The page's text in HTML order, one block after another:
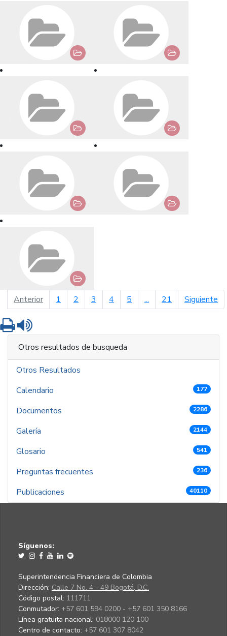
Anteriorpágina anterior
1 2 3 4 5 ... 21 Siguiente
Imprimir
Otros resultados de busqueda
Otros Resultados
Calendario
177
Documentos 2286
Galería 2144
Glosario 541
Preguntas frecuentes 236
Publicaciones 40110
Síguenos:
Superintendencia Financiera de Colombia
Dirección: Calle 7 No. 4 - 49 Bogotá, D.C.
Código postal: 111711
Conmutador: +57 601 594 0200 - +57 601 350 8166
Línea gratuita nacional: 018000 120 100
Centro de contacto: +57 601 307 8042